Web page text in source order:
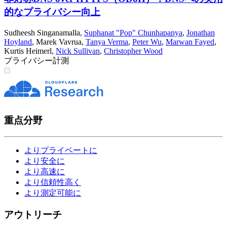
的なプライバシー向上
Sudheesh Singanamalla, Suphanat "Pop" Chunhapanya, Jonathan
Hoyland, Marek Vavrua, Tanya Verma, Peter Wu, Marwan Fayed,
Kurtis Heimerl, Nick Sullivan, Christopher Wood
プライバシー計測
重点分野
よりプライベートに
より安全に
より高速に
より信頼性高く
より測定可能に
アウトリーチ